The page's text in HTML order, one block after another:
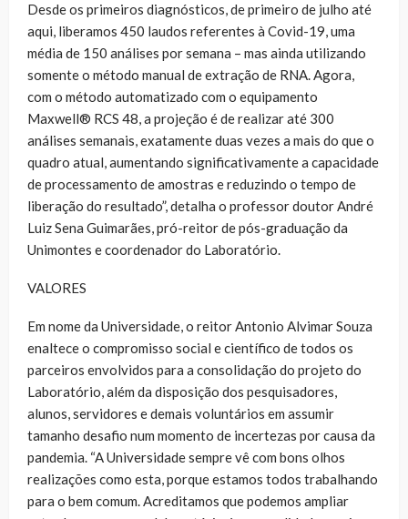
Desde os primeiros diagnósticos, de primeiro de julho até
aqui, liberamos 450 laudos referentes à Covid-19, uma
média de 150 análises por semana – mas ainda utilizando
somente o método manual de extração de RNA. Agora,
com o método automatizado com o equipamento
Maxwell® RCS 48, a projeção é de realizar até 300
análises semanais, exatamente duas vezes a mais do que o
quadro atual, aumentando significativamente a capacidade
de processamento de amostras e reduzindo o tempo de
liberação do resultado”, detalha o professor doutor André
Luiz Sena Guimarães, pró-reitor de pós-graduação da
Unimontes e coordenador do Laboratório.
VALORES
Em nome da Universidade, o reitor Antonio Alvimar Souza
enaltece o compromisso social e científico de todos os
parceiros envolvidos para a consolidação do projeto do
Laboratório, além da disposição dos pesquisadores,
alunos, servidores e demais voluntários em assumir
tamanho desafio num momento de incertezas por causa da
pandemia. “A Universidade sempre vê com bons olhos
realizações como esta, porque estamos todos trabalhando
para o bem comum. Acreditamos que podemos ampliar